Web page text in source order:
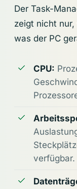
Der Task-
zeigt nicht
was der PC
CPU:
verfügbar.